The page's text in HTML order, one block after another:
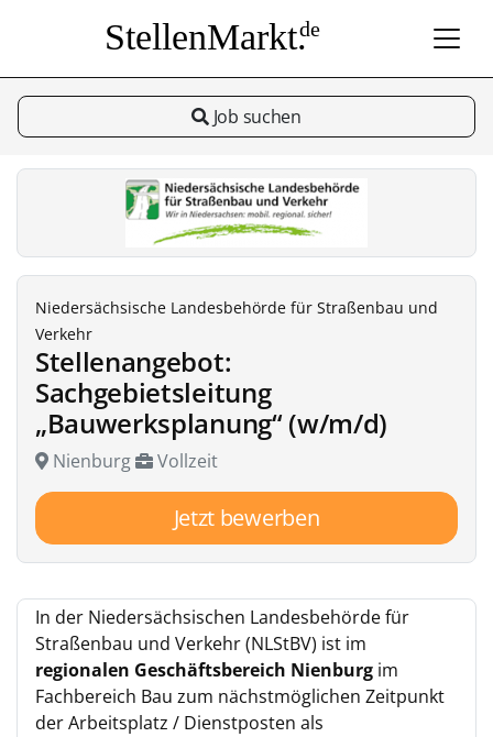
StellenMarkt.de
Job suchen
Niedersächsische Landesbehörde für Straßenbau und
Verkehr
Stellenangebot:
Sachgebietsleitung
„Bauwerksplanung“ (w/m/d)
Nienburg Vollzeit
Jetzt bewerben
In der Niedersächsischen Landesbehörde für
Straßenbau und Verkehr (NLStBV) ist im
regionalen Geschäftsbereich Nienburg im
Fachbereich Bau zum nächstmöglichen Zeitpunkt
der Arbeitsplatz / Dienstposten als